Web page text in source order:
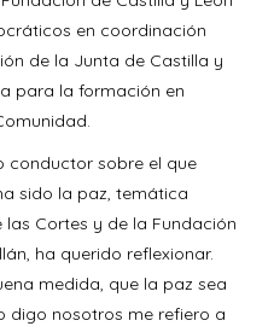
en coordinación
de la Junta de Castilla y
para la formación en
conductor sobre el que
sido la paz, temática
Cortes y de la Fundación
ha querido reflexionar.
medida, que la paz sea
digo nosotros me refiero a